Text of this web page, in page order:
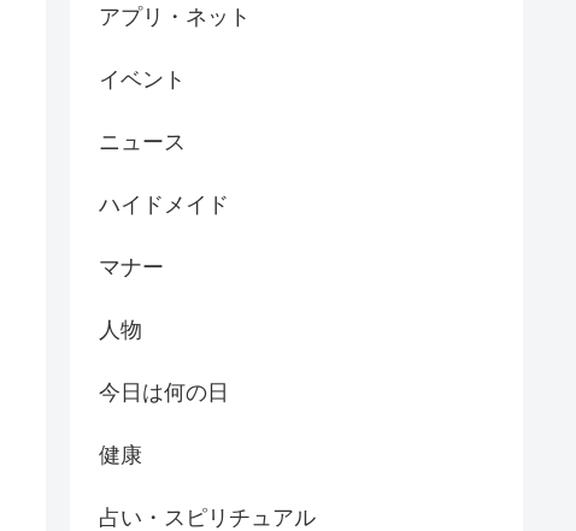
アプリ・ネット
イベント
ニュース
ハイドメイド
マナー
人物
今日は何の日
健康
占い・スピリチュアル